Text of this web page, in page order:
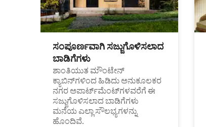
ಸಂಪೂರ್ಣವಾಗಿ ಸಜ್ಜುಗೊಳಿಸಲಾದ
ಬಾಡಿಗೆಗಳು
ಶಾಂತಿಯುತ ಮೌಂಟೇನ್
ಕ್ಯಾಬಿನ್‌ಗಳಿಂದ ಹಿಡಿದು ಅನುಕೂಲಕರ
ನಗರ ಅಪಾರ್ಟ್‌ಮೆಂಟ್‌ಗಳವರೆಗೆ ಈ
ಸಜ್ಜುಗೊಳಿಸಲಾದ ಬಾಡಿಗೆಗಳು
ಮನೆಯ ಎಲ್ಲಾ ಸೌಲಭ್ಯಗಳನ್ನು
ಹೊಂದಿವೆ.